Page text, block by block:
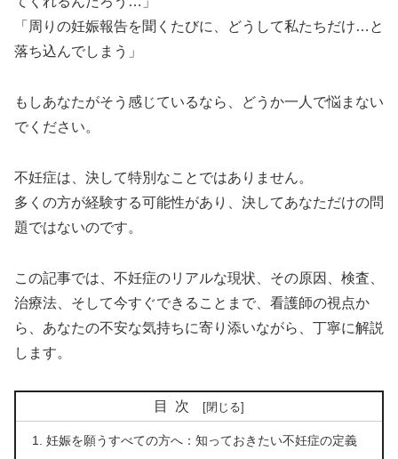
「周りの妊娠報告を聞くたびに、どうして私たちだけ…と
落ち込んでしまう」
もしあなたがそう感じているなら、どうか一人で悩まない
でください。
不妊症は、決して特別なことではありません。
多くの方が経験する可能性があり、決してあなただけの問
題ではないのです。
この記事では、不妊症のリアルな現状、その原因、検査、
治療法、そして今すぐできることまで、看護師の視点か
ら、あなたの不安な気持ちに寄り添いながら、丁寧に解説
します。
目次
妊娠を願うすべての方へ：知っておきたい不妊症の定義